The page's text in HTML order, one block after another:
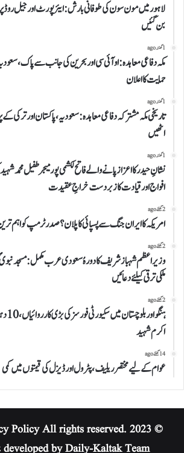
لاہور میں مون سون کی طوفانی بارش: ایئرپورٹ اور جیل
بن گئیں
1 گھنٹہ ago
مکہ دفاعی معاہدہ: او آئی سی اور بحرین کی جانب سے پاک،
حمایت کا اعلان
1 گھنٹہ ago
تاریخی مکہ مشترکہ دفاعی معاہدہ: سعودیہ، پاکستان اور ترکی
اٹھیں
1 گھنٹہ ago
افواج اور قیادت کا زبردست خراجِ عقیدت
2 گھنٹے ago
امریکہ کا ایران جنگ سے پسپائی کا پلان؟ صدر ٹرمپ کو اہم
2 گھنٹے ago
وزیراعظم شہباز شریف کا دورہُ سعودی عرب مکمل:مسجد
ملکی ترقی کیلئے دعائیں
2 گھنٹے ago
اکرم شہید
14 گھنٹے ago
عوام کے لیے مختصر ریلیف، پٹرول اور ڈیزل کی قیمتوں میں کمی
© 2023 Jano.PK
PolicyAll rights reserved.
by Daily-Kaltak Team